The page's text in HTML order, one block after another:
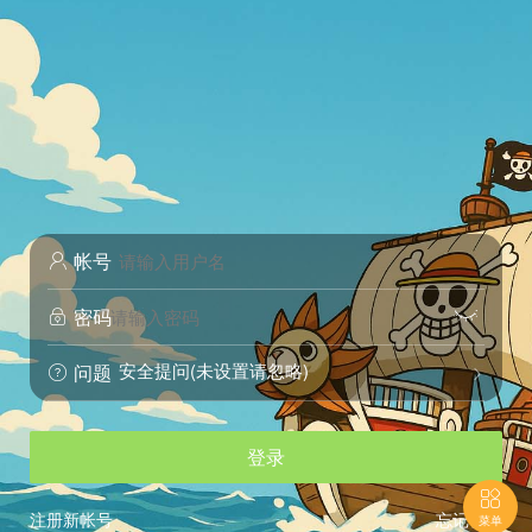
 帐号
 密码 
 问题 
安全提问(未设置请忽略)
登录
忘记密码
注册新帐号

菜单